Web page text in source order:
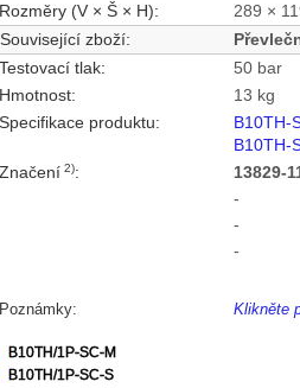
Rozměry (V × Š × H):
289 ×
Související zboží:
Testovací tlak:
50 bar
Hmotnost:
13 kg
Specifikace produktu:
B10TH-
B10TH-
Značení 2): 13829-
-
-
-
Poznámky: Klikněte